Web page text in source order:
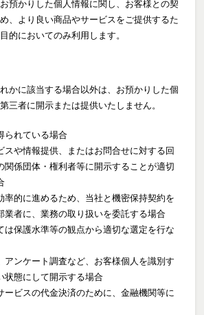
預かりした個人情報に関し、お客様との契
、より良い商品やサービスをご提供するた
的においてのみ利用します。
かに該当する場合以外は、お預かりした個
三者に開示または提供いたしません。
られている場合
スや情報提供、またはお問合せに対する回
関係団体・権利者等に開示することが適切
率的に進めるため、当社と機密保持契約を
業者に、業務の取り扱いを委託する場合
は保護水準等の観点から適切な選定を行な
アンケート調査など、お客様個人を識別す
状態にして開示する場合
ービスの代金決済のために、金融機関等に